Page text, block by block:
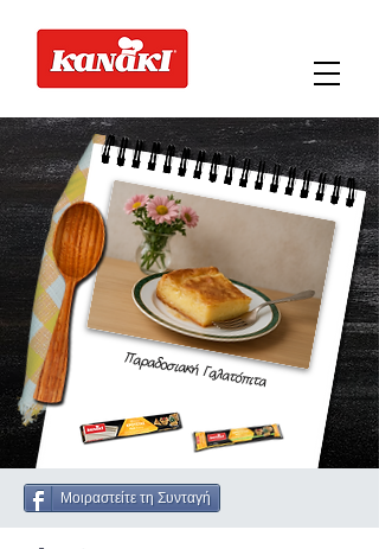
Παραδοσιακή Γαλατόπιτα
Μοιραστείτε τη Συνταγή